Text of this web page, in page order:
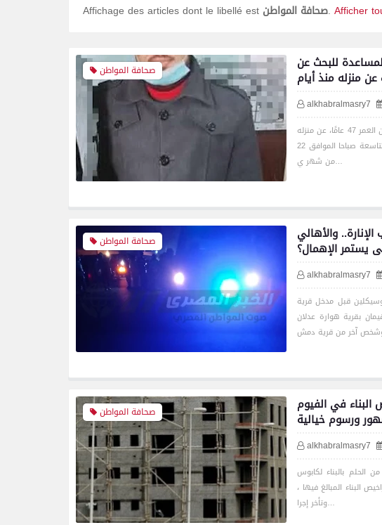
Affichage des articles dont le libellé est صحافة المواطن. Afficher
صحافة المواطن للبحث عن
منزله منذ أيام
alkhabralmasry7
سوهاج : حمدى صابر أحمد تغيب المواطن وليد عبد الموجود حسن البالغ من العمر 47 عامًا، عن منزله
الكائن بمنطقة حى راشد فى محافظة سوهاج، منذ يوم الاثنين الساعة التاسعة صباحا الموافق 22
من شهر ي…
صحافة المواطن والأهالي
يستمر الإهمال؟
alkhabralmasry7
قبل مدخل قرية
بقرية هوارة عدلان
صحافة المواطن البناء في الفيوم
ورسوم خيالية
alkhabralmasry7
بالبناء لكابوس
البناء المبالغ فيها ،
وتأخر إجرا…